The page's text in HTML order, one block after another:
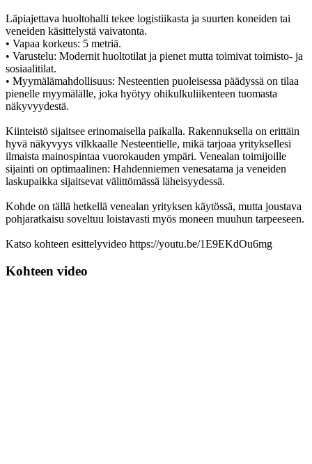
Läpiajettava huoltohalli tekee logistiikasta ja suurten koneiden tai
veneiden käsittelystä vaivatonta.
• Vapaa korkeus: 5 metriä.
• Varustelu: Modernit huoltotilat ja pienet mutta toimivat toimisto- ja
sosiaalitilat.
• Myymälämahdollisuus: Nesteentien puoleisessa päädyssä on tilaa
pienelle myymälälle, joka hyötyy ohikulkuliikenteen tuomasta
näkyvyydestä.
Kiinteistö sijaitsee erinomaisella paikalla. Rakennuksella on erittäin
hyvä näkyvyys vilkkaalle Nesteentielle, mikä tarjoaa yrityksellesi
ilmaista mainospintaa vuorokauden ympäri. Venealan toimijoille
sijainti on optimaalinen: Hahdenniemen venesatama ja veneiden
laskupaikka sijaitsevat välittömässä läheisyydessä.
Kohde on tällä hetkellä venealan yrityksen käytössä, mutta joustava
pohjaratkaisu soveltuu loistavasti myös moneen muuhun tarpeeseen.
Katso kohteen esittelyvideo https://youtu.be/1E9EKdOu6mg
Kohteen video